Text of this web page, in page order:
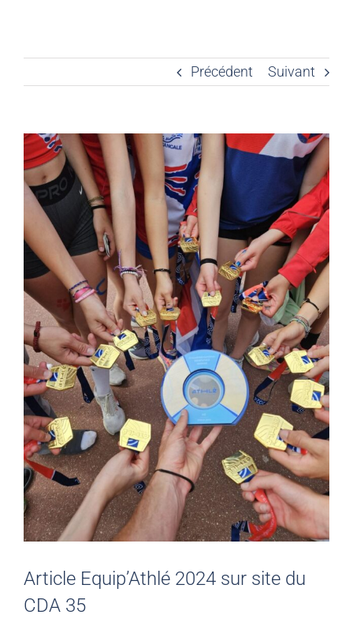
Précédent Suivant
Article Equip’Athlé 2024 sur site du
CDA 35